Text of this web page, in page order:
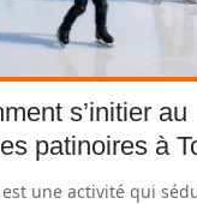
s’initier au
patinoires à
une activité qui